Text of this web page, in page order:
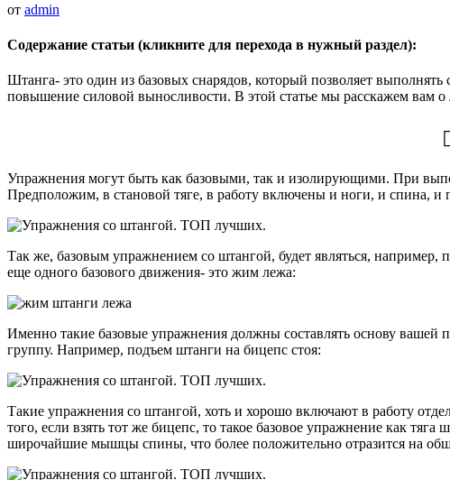
от admin
Содержание статьи (кликните для перехода в нужный раздел):
Штанга- это один из базовых снарядов, который позволяет
повышение силовой выносливости. В этой статье мы расскажем вам
Упражнения могут быть как базовыми, так и изолирующими. При
Предположим, в становой тяге, в работу включены и ноги, и спина,
Так же, базовым упражнением со штангой, будет являться,
еще одного базового движения- это жим лежа:
Именно такие базовые упражнения должны составлять основу
группу. Например, подъем штанги на бицепс стоя:
Такие упражнения со штангой, хоть и хорошо включают в работу
того, если взять тот же бицепс, то такое базовое упражнение как
широчайшие мышцы спины, что более положительно отразится на